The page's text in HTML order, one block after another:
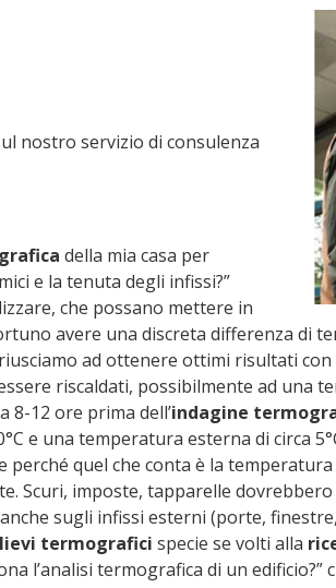
nostro servizio di consulenza
della mia casa per
e la tenuta degli infissi?”
che possano mettere in
avere una discreta differenza di
ad ottenere ottimi risultati con
riscaldati, possibilmente ad una
8-12 ore prima dell’indagine
e una temperatura esterna di circa
quel che conta è la
Scuri, imposte, tapparelle
sugli infissi esterni (porte,
termografici specie se volti alla
termografica di un edificio?”